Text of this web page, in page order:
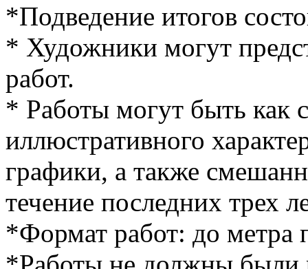
*Подведение итогов
* Художники могут
работ.
* Работы могут быть как
иллюстративного
графики, а также
течение последних трех
*Формат работ: до метра